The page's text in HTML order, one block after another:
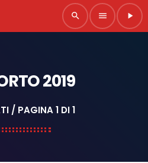
search menu play_arrow
2019
/ PAGINA 1 DI 1